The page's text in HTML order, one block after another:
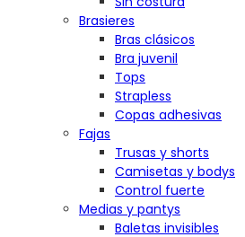
Brasieres
Bras clásicos
Bra juvenil
Tops
Strapless
Copas adhesivas
Fajas
Trusas y shorts
Camisetas y bodys
Control fuerte
Medias y pantys
Baletas invisibles